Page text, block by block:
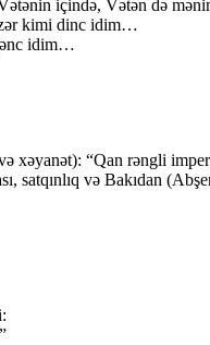
içində, Vətən də
kimi dinc idim…
idim…
xəyanət): “Qan rəngli
satqınlıq və Bakıdan